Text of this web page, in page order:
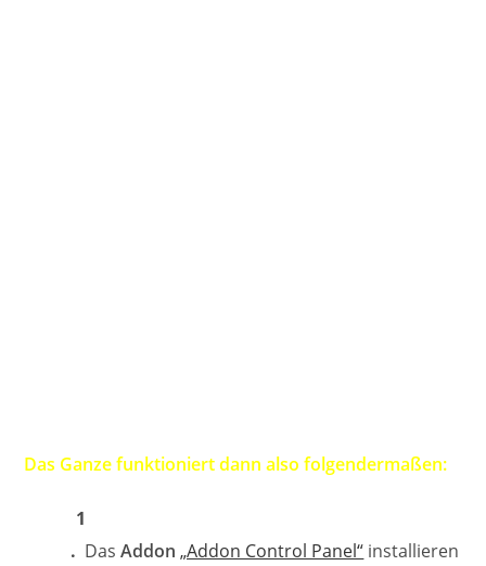
Das Ganze funktioniert dann also folgendermaßen:
DasAddon „Addon Control Panel“ installieren